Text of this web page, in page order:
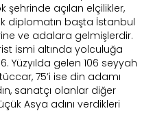
şehrinde açılan elçilikler,
diplomatın başta İstanbul
ve adalara gelmişlerdir.
ismi altında yolculuğa
Yüzyılda gelen 106 seyyah
75’i ise din adamı
sanatçı olanlar diğer
Asya adını verdikleri